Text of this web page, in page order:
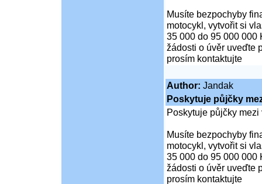
Musíte bezpochyby
motocykl, vytvořit si
35 000 do 95 000 000
žádosti o úvěr uveďte
prosím kontaktujte
Author: Jandak
Poskytuje půjčky
Poskytuje půjčky
Musíte bezpochyby
motocykl, vytvořit si
35 000 do 95 000 000
žádosti o úvěr uveďte
prosím kontaktujte